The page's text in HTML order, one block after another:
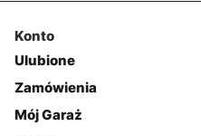
Konto
Ulubione
Zamówienia
Mój Garaż